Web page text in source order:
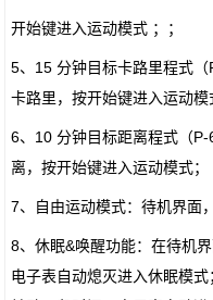
开始键进入运动模式 ；；
5、15 分钟目标卡路里程式
卡路里，按开始键进入运动模
6、10 分钟目标距离程式（
离，按开始键进入运动模式；
7、自由运动模式：待机界面
8、休眠&唤醒功能：在待机
电子表自动熄灭进入休眠模